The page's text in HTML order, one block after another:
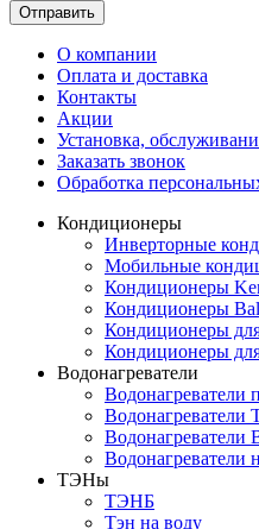
Отправить
О компании
Оплата и доставка
Контакты
Акции
Установка,
Заказать звонок
Обработка
Кондиционеры
Инверторные
Мобильные
Кондиционеры
Кондиционеры
Кондиционеры
Кондиционеры
Водонагреватели
Водонагреватели
Водонагреватели
Водонагреватели
Водонагреватели
ТЭНы
ТЭНБ
Тэн на воду